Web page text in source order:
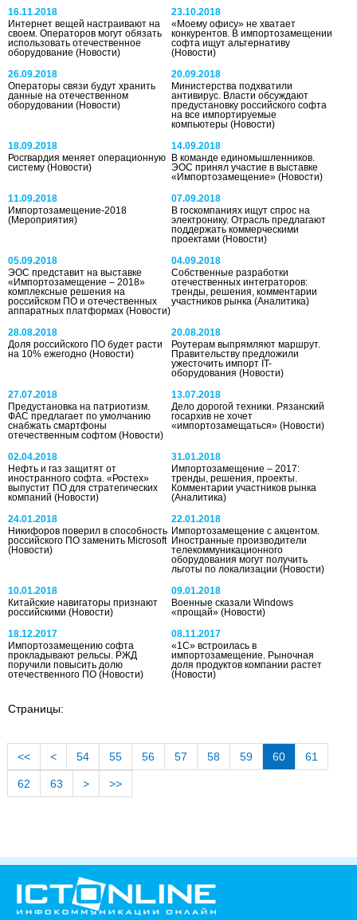
16.11.2018
Интернет вещей настраивают на
своем. Операторов могут обязать
использовать отечественное
оборудование (Новости)
23.10.2018
«Моему офису» не хватает
конкурентов. В импортозамещении
софта ищут альтернативу
(Новости)
26.09.2018
Операторы связи будут хранить
данные на отечественном
оборудовании (Новости)
20.09.2018
Министерства подхватили
антивирус. Власти обсуждают
предустановку российского софта
на все импортируемые
компьютеры(Новости)
18.09.2018
Росгвардия меняет операционную
систему (Новости)
14.09.2018
В команде единомышленников.
ЭОС принял участие в выставке
«Импортозамещение»(Новости)
11.09.2018
Импортозамещение-2018
(Мероприятия)
07.09.2018
В госкомпаниях ищут спрос на
электронику. Отрасль предлагают
поддержать коммерческими
проектами(Новости)
05.09.2018
ЭОС представит на выставке
«Импортозамещение – 2018»
комплексные решения на
российском ПО и отечественных
аппаратных платформах (Новости)
04.09.2018
Собственные разработки
отечественных интеграторов:
тренды, решения, комментарии
участников рынка(Аналитика)
28.08.2018
Доля российского ПО будет расти
на 10% ежегодно (Новости)
20.08.2018
Роутерам выпрямляют маршрут.
Правительству предложили
ужесточить импорт IT-
оборудования(Новости)
27.07.2018
Предустановка на патриотизм.
ФАС предлагает по умолчанию
снабжать смартфоны
отечественным софтом (Новости)
13.07.2018
Дело дорогой техники. Рязанский
госархив не хочет
«импортозамещаться»(Новости)
02.04.2018
Нефть и газ защитят от
иностранного софта. «Ростех»
выпустит ПО для стратегических
компаний (Новости)
31.01.2018
Импортозамещение – 2017:
тренды, решения, проекты.
Комментарии участников рынка
(Аналитика)
24.01.2018
Никифоров поверил в способность
российского ПО заменить Microsoft
(Новости)
22.01.2018
Импортозамещение с акцентом.
Иностранные производители
телекоммуникационного
оборудования могут получить
льготы по локализации(Новости)
10.01.2018
Китайские навигаторы признают
российскими (Новости)
09.01.2018
Военные сказали Windows
«прощай»(Новости)
18.12.2017
Импортозамещению софта
прокладывают рельсы. РЖД
поручили повысить долю
отечественного ПО (Новости)
08.11.2017
«1С» встроилась в
импортозамещение. Рыночная
доля продуктов компании растет
(Новости)
Страницы:
<< < 54 55 56 57 58 59 60 61
62 63 > >>